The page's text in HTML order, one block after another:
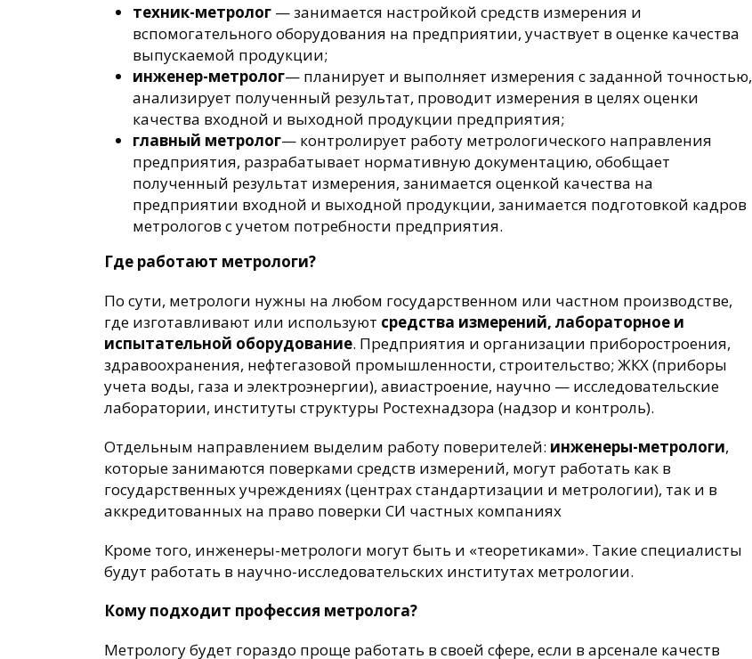
техник-метролог — занимается настройкой средств измерения и
вспомогательного оборудования на предприятии, участвует в оценке качества
выпускаемой продукции;
инженер-метролог— планирует и выполняет измерения с заданной точностью,
анализирует полученный результат, проводит измерения в целях оценки
качества входной и выходной продукции предприятия;
главный метролог— контролирует работу метрологического направления
предприятия, разрабатывает нормативную документацию, обобщает
полученный результат измерения, занимается оценкой качества на
предприятии входной и выходной продукции, занимается подготовкой кадров
метрологов с учетом потребности предприятия.
Где работают метрологи?
По сути, метрологи нужны на любом государственном или частном производстве,
где изготавливают или используют средства измерений, лабораторное и
испытательной оборудование. Предприятия и организации приборостроения,
здравоохранения, нефтегазовой промышленности, строительство; ЖКХ (приборы
учета воды, газа и электроэнергии), авиастроение, научно — исследовательские
лаборатории, институты структуры Ростехнадзора (надзор и контроль).
Отдельным направлением выделим работу поверителей: инженеры-метрологи,
которые занимаются поверками средств измерений, могут работать как в
государственных учреждениях (центрах стандартизации и метрологии), так и в
аккредитованных на право поверки СИ частных компаниях
Кроме того, инженеры-метрологи могут быть и «теоретиками». Такие специалисты
будут работать в научно-исследовательских институтах метрологии.
Кому подходит профессия метролога?
Метрологу будет гораздо проще работать в своей сфере, если в арсенале качеств